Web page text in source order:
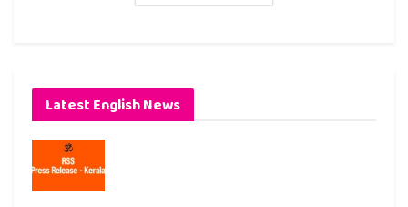
Latest English News